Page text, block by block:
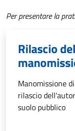
Per presentare la
Rilascio
Manomissione
rilascio
suolo pubblico